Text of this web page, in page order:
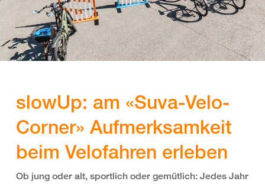
slowUp: am «Suva-Velo-
Corner» Aufmerksamkeit
beim Velofahren erleben
Ob jung oder alt, sportlich oder gemütlich: Jedes Jahr